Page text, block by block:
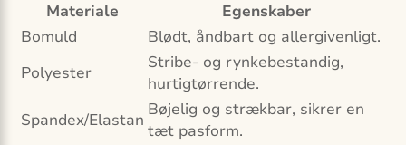
Materiale
Egenskaber
Bomuld
Blødt, åndbart og allergivenligt.
Polyester
Stribe- og rynkebestandig,
hurtigtørrende.
Spandex/Elastan
Bøjelig og strækbar, sikrer en
tæt pasform.